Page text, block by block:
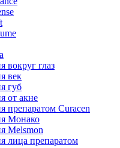
вокруг глаз
век
губ
от акне
препаратом Curacen
Монако
Melsmon
лица препаратом